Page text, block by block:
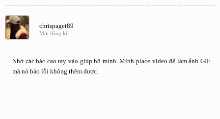
chrispaget89
Mới đăng kí
Nhờ các bác cao tay vào giúp hộ mình. Mình place video để làm ảnh GIF
mà nó báo lỗi không thêm được.